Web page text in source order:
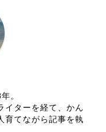
。
イターを経て、かん
育てながら記事を執